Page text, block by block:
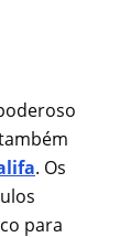
. Os
para